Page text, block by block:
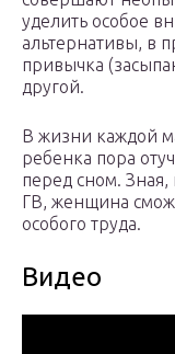
уделить особое
альтернативы, в
привычка
другой.
В жизни каждой
ребенка пора
перед сном. Зная,
ГВ, женщина
особого труда.
Видео